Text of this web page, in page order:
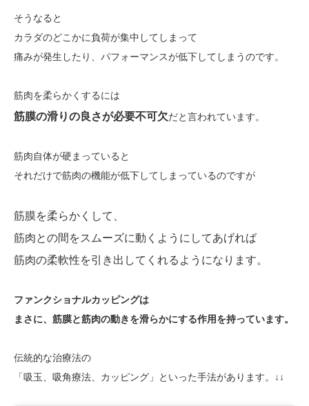
そうなると
カラダのどこかに負荷が集中してしまって
痛みが発生したり、パフォーマンスが低下してしまうのです。
筋肉を柔らかくするには
筋膜の滑りの良さが必要不可欠だと言われています。
筋肉自体が硬まっていると
それだけで筋肉の機能が低下してしまっているのですが
筋膜を柔らかくして、
筋肉との間をスムーズに動くようにしてあげれば
筋肉の柔軟性を引き出してくれるようになります。
ファンクショナルカッピングは
まさに、筋膜と筋肉の動きを滑らかにする作用を持っています。
伝統的な治療法の
「吸玉、吸角療法、カッピング」といった手法があります。↓↓